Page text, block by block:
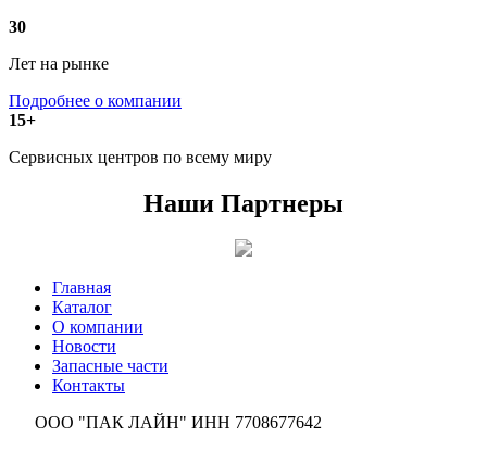
30
Лет на рынке
Подробнее о компании
15+
Сервисных центров по всему миру
Наши Партнеры
Главная
Каталог
О компании
Новости
Запасные части
Контакты
ООО "ПАК ЛАЙН" ИНН 7708677642